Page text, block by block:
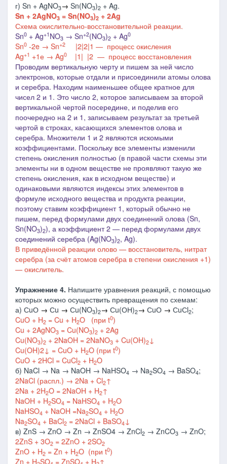
г) Sn + AgNO3→ Sn(NO3)2 + Ag.
Sn + 2AgNO3 = Sn(NO3)2 + 2Ag
Схема окислительно-восстановительной реакции.
Sn0 + Ag+1 NO3 → Sn+2(NO3)2 + Ag0
Sn0 -2e → Sn+2 |2|2|1 ― процесс окисления
Ag+1 +1е → Ag0 |1 | |2 ― процесс восстановления
Проводим вертикальную черту и пишем за ней число
электронов, которые отдали и присоединили атомы олова
и серебра. Находим наименьшее общее кратное для
чисел 2 и 1. Это число 2, которое записываем за второй
вертикальной чертой посередине, и поделив его
поочередно на 2 и 1, записываем результат за третьей
чертой в строках, касающихся элементов олова и
серебра. Множители 1 и 2 являются искомыми
коэффициентами. Поскольку все элементы изменили
степень окисления полностью (в правой части схемы эти
элементы ни в одном веществе не проявляют такую же
степень окисления, как в исходном веществе) и
одинаковыми являются индексы этих элементов в
формуле исходного вещества и продукта реакции,
поэтому ставим коэффициент 1, который обычно не
пишем, перед формулами двух соединений олова (Sn,
Sn(NO3)2), а коэффициент 2 ― перед формулами двух
соединений серебра (Ag(NO3)2, Ag).
В приведённой реакции олово — восстановитель, нитрат
серебра (за счёт атомов серебра в степени окисления +1)
— окислитель.
Упражнение 4. Напишите уравнения реакций, с помощью
которых можно осуществить превращения по схемам:
а) СuО → Сu → Сu(NO3)2→ Сu(ОН)2→ СuО → СuСl2;
CuO + H2 = Cu + H2O (при t0)
Cu + 2AgNO3 = Cu(NO3)2 + 2Ag
Cu(NO3)2 + 2NaOH = 2NaNO3 + Cu(OH)2↓
Cu(OH)2↓ = CuO + H2O (при t0)
CuO + 2HCl = CuCl2 + H2O
б) NaCl → Na → NaOH → NaHSO4 → Na2SO4 → BaSO4;
2NaCl (распл.) → 2Na + Cl2↑
2Na + 2H2O = 2NaOH + H2↑
NaOH + H2SO4 = NaHSO4 + H2O
NaHSO4 + NaOH =Na2SO4 + H2O
Na2SO4 + BaCl2 = 2NaCl + BaSO4↓
в) ZnS → ZnO → Zn → ZnSO4 → ZnCl2 → ZnCO3 → ZnO;
2ZnS + 3O2 = 2ZnO + 2SO2
ZnO + H2 = Zn + H2O (при t0)
Zn + H SO = ZnSO + H ↑